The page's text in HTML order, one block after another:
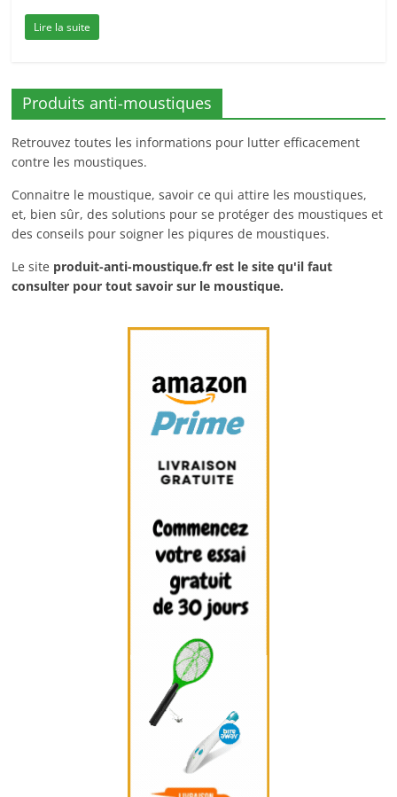
Lire la suite
Produits anti-moustiques
Retrouvez toutes les informations pour lutter efficacement
contre les moustiques.
Connaitre le moustique, savoir ce qui attire les moustiques,
et, bien sûr, des solutions pour se protéger des moustiques et
des conseils pour soigner les piqures de moustiques.
Le site produit-anti-moustique.fr est le site qu'il faut
consulter pour tout savoir sur le moustique.